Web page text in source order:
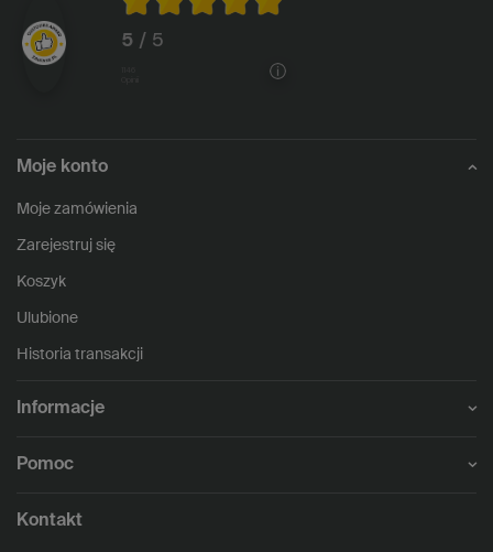
5 / 5
Moje konto
Moje zamówienia
Zarejestruj się
Koszyk
Ulubione
Historia transakcji
Informacje
Pomoc
Kontakt